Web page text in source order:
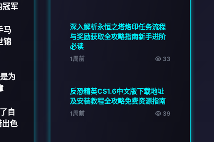
冠军
马
锦
为
自
出色
深入解析永恒之塔烙印任务流程
与奖励获取全攻略指南新手进阶
必读
1周前 33
反恐精英CS1.6中文版下载地址
及安装教程全攻略免费资源指南
1周前 39